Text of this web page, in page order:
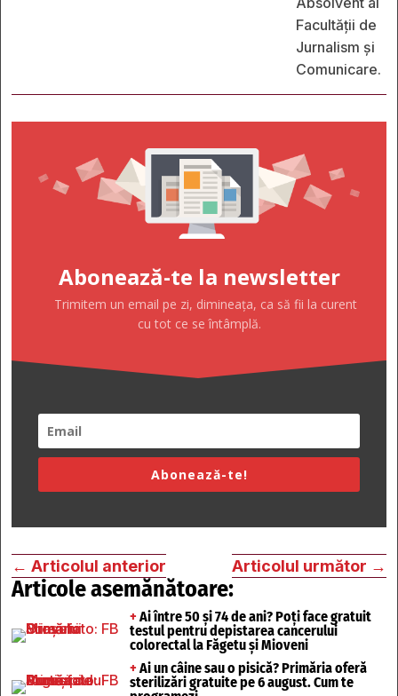
Facultății de
Jurnalism și
Comunicare.
Abonează-te la newsletter
Trimitem un email pe zi, dimineața, ca să fii la curent
cu tot ce se întâmplă.
Abonează-te!
← Articolul anterior Articolul următor →
Articole asemănătoare:
+ Ai între 50 și 74 de ani? Poți face gratuit
testul pentru depistarea cancerului
colorectal la Făgetu și Mioveni
+ Ai un câine sau o pisică? Primăria oferă
sterilizări gratuite pe 6 august. Cum te